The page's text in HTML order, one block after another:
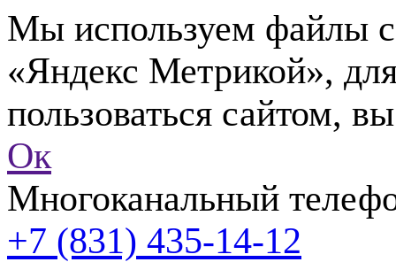
Мы используем файлы
«Яндекс Метрикой»,
пользоваться сайтом,
Ок
Многоканальный
+7 (831) 435-14-12